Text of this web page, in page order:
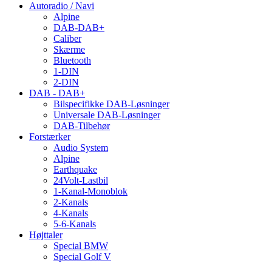
Autoradio / Navi
Alpine
DAB-DAB+
Caliber
Skærme
Bluetooth
1-DIN
2-DIN
DAB - DAB+
Bilspecifikke DAB-Løsninger
Universale DAB-Løsninger
DAB-Tilbehør
Forstærker
Audio System
Alpine
Earthquake
24Volt-Lastbil
1-Kanal-Monoblok
2-Kanals
4-Kanals
5-6-Kanals
Højttaler
Special BMW
Special Golf V